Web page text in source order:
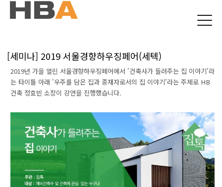
본문 바로가기
[세미나] 2019 서울경향하우징페어(세텍)
2019년 가을 열린 서울경향하우징페어에서 '건축사가 들려주는 집 이야기'라
는 타이틀 아래 '우주를 담은 집과 중재자로서의 집 이야기'라는 주제로 HB
건축 정효빈 소장이 강연을 진행했습니다.